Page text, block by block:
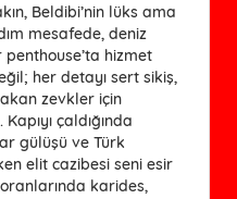
Beldibi’nin lüks ama
mesafede, deniz
hizmet
her detayı sert sikiş,
zevkler için
çaldığında
gülüşü ve Türk
elit cazibesi seni esir
karides,